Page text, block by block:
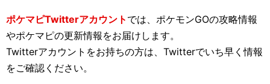
ポケマピTwitterアカウント では、ポケモンGOの攻略情報
やポケマピの更新情報をお届けします。
Twitterアカウントをお持ちの方は、Twitterでいち早く情報
をご確認ください。